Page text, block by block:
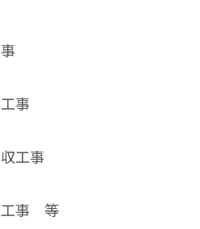
事
工事
工事 等